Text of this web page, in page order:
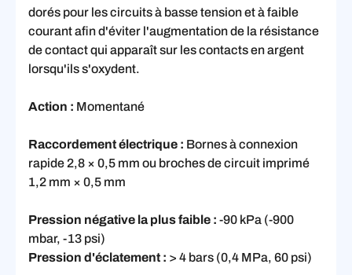
dorés pour les circuits à basse tension et à faible
courant afin d'éviter l'augmentation de la résistance
de contact qui apparaît sur les contacts en argent
lorsqu'ils s'oxydent.
Action : Momentané
Raccordement électrique : Bornes à connexion
rapide 2,8 × 0,5 mm ou broches de circuit imprimé
1,2 mm × 0,5 mm
Pression négative la plus faible : -90 kPa (-900
mbar, -13 psi)
Pression d'éclatement : > 4 bars (0,4 MPa, 60 psi)